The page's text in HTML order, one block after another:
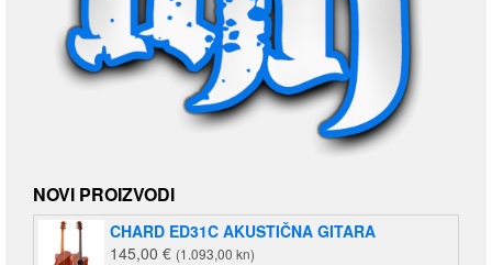
NOVI PROIZVODI
CHARD ED31C AKUSTIČNA GITARA
145,00 € (1.093,00 kn)